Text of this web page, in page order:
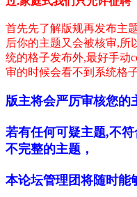
首先先了解版规再发布主
后你的主题又会被核审,所
统的格子发布外,最好手动
审的时候会看不到系统格
版主将会严厉审核您的
若有任何可疑主题,不
不完整的主题，
本论坛管理团将随时能